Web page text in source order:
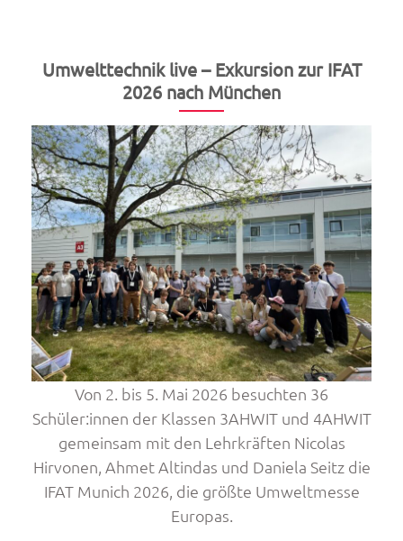
2026“
Umwelttechnik live – Exkursion zur IFAT
2026 nach München
Von 2. bis 5. Mai 2026 besuchten 36
Schüler:innen der Klassen 3AHWIT und 4AHWIT
gemeinsam mit den Lehrkräften Nicolas
Hirvonen, Ahmet Altindas und Daniela Seitz die
IFAT Munich 2026, die größte Umweltmesse
Europas.